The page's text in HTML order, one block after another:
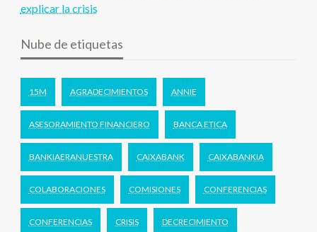
explicar la crisis
Nube de etiquetas
15M AGRADECIMIENTOS ANNIE
ASESORAMIENTO FINANCIERO BANCA ETICA
BANKIAERANUESTRA CAIXABANK CAIXABANKIA
COLABORACIONES COMISIONES CONFERENCIAS
CONFERENCIAS CRISIS DECRECIMIENTO